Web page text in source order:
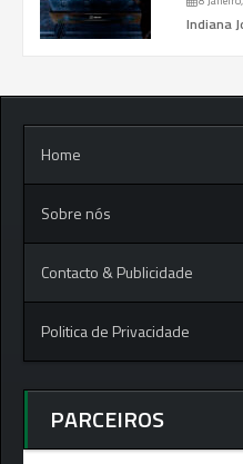
Indiana
Home
Sobre nós
Contacto & Publicidade
Politica de Privacidade
PARCEIROS